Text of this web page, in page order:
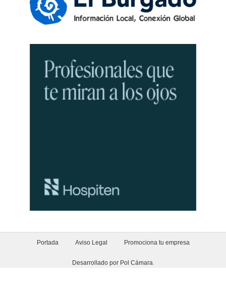
Portada Aviso Legal Promociona tu empresa
Desarrollado por Pol Cámara.